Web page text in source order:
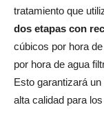
tratamiento que
dos etapas con
cúbicos por hora
por hora de agua
Esto garantizará
alta calidad para